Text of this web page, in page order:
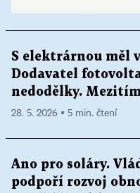
S elektrárnou měl
Dodavatel
nedodělky.
28. 5. 2026 ▪ 5 min. čtení
Ano pro soláry.
podpoří rozvoj